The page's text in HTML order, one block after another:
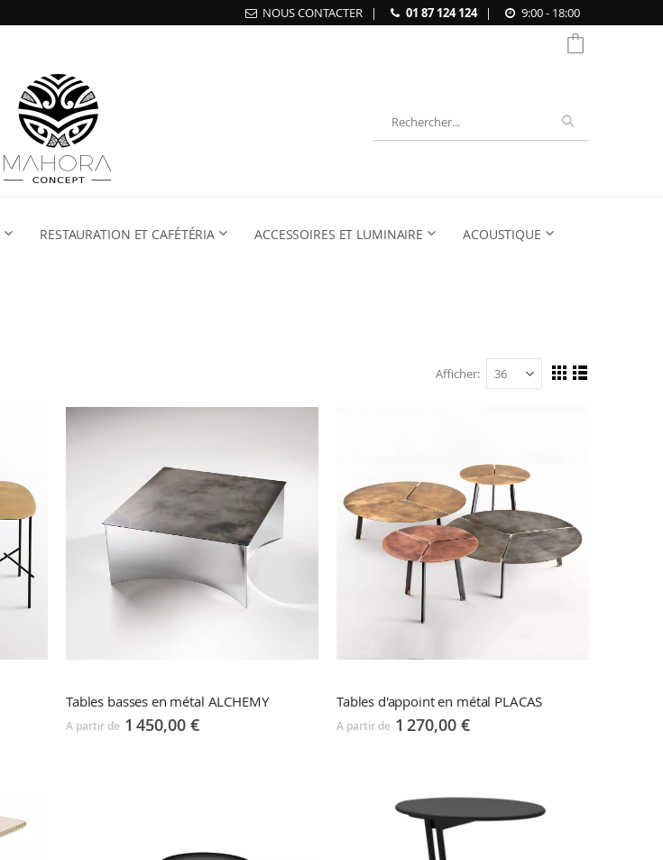
NOUS CONTACTER | 01 87 124 124 | 9:00 - 18:00
RESTAURATION ET CAFÉTÉRIA ACCESSOIRES ET LUMINAIRE ACOUSTIQUE
Afficher
Afficher
GrilleListe
Tables basses en métal ALCHEMY
A partir de 1 450,00 €
Tables d'appoint en métal PLACAS
A partir de 1 270,00 €